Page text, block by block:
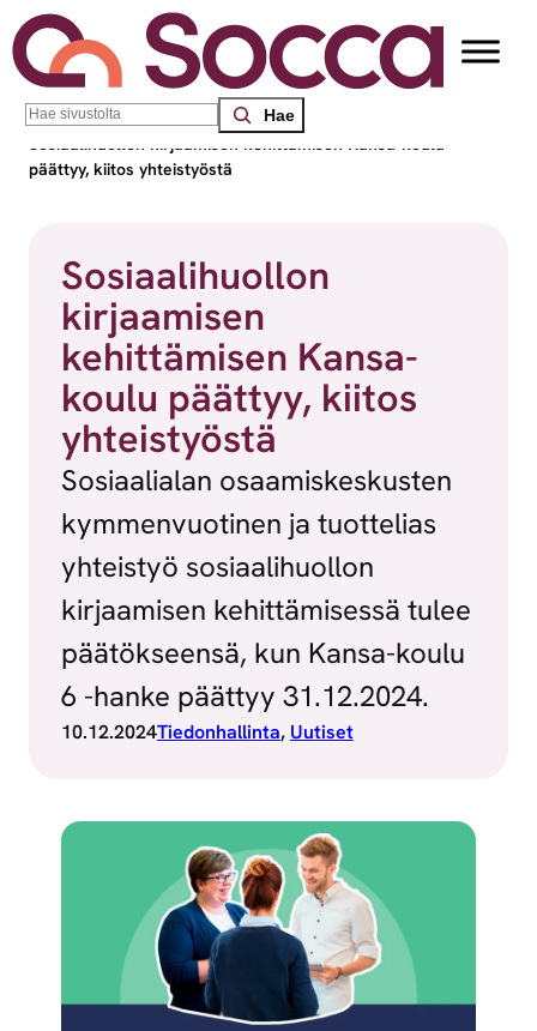
Siirry sisältöön
Search
Socca – Etelä-Suomen sosiaalialan osaamiskeskus
Sosiaalihuollon kirjaamisen kehittämisen Kansa-koulu
päättyy, kiitos yhteistyöstä
Sosiaalihuollon
kirjaamisen
kehittämisen Kansa-
koulu päättyy, kiitos
yhteistyöstä
Sosiaalialan osaamiskeskusten
kymmenvuotinen ja tuottelias
yhteistyö sosiaalihuollon
kirjaamisen kehittämisessä tulee
päätökseensä, kun Kansa-koulu
6 -hanke päättyy 31.12.2024.
10.12.2024Tiedonhallinta, Uutiset